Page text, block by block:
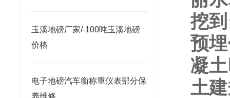
玉溪地磅厂家/-100吨玉溪地磅
价格
电子地磅汽车衡称重仪表部分保
养维修
挖
预
凝
土